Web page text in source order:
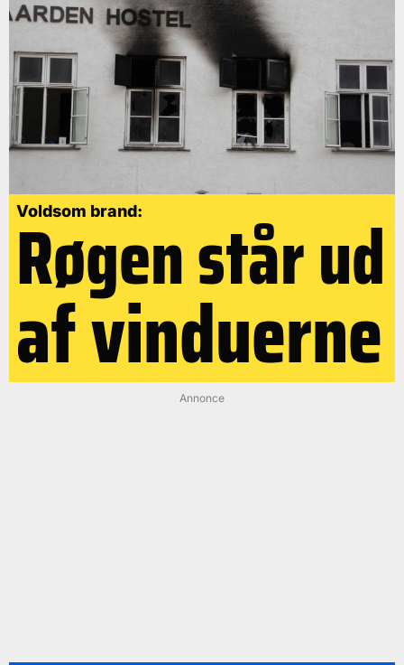
Voldsom brand:
Røgen står ud
af vinduerne
Annonce